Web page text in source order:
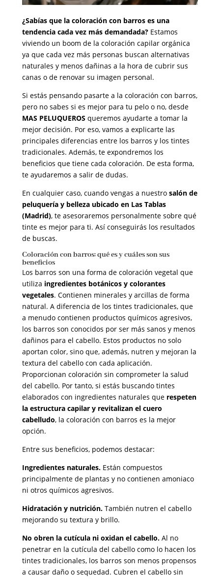
¿Sabías que la coloración con barros es una
tendencia cada vez más demandada? Estamos
viviendo un boom de la coloración capilar orgánica
ya que cada vez más personas buscan alternativas
naturales y menos dañinas a la hora de cubrir sus
canas o de renovar su imagen personal.
Si estás pensando pasarte a la coloración con barros,
pero no sabes si es mejor para tu pelo o no, desde
MAS PELUQUEROS queremos ayudarte a tomar la
mejor decisión. Por eso, vamos a explicarte las
principales diferencias entre los barros y los tintes
tradicionales. Además, te expondremos los
beneficios que tiene cada coloración. De esta forma,
te ayudaremos a salir de dudas.
En cualquier caso, cuando vengas a nuestro salón de
peluquería y belleza ubicado en Las Tablas
(Madrid), te asesoraremos personalmente sobre qué
tinte es mejor para ti. Así conseguirás los resultados
de buscas.
Coloración con barros: qué es y cuáles son sus
beneficios
Los barros son una forma de coloración vegetal que
utiliza ingredientes botánicos y colorantes
vegetales. Contienen minerales y arcillas de forma
natural. A diferencia de los tintes tradicionales, que
a menudo contienen productos químicos agresivos,
los barros son conocidos por ser más sanos y menos
dañinos para el cabello. Estos productos no solo
aportan color, sino que, además, nutren y mejoran la
textura del cabello con cada aplicación.
Proporcionan coloración sin comprometer la salud
del cabello. Por tanto, si estás buscando tintes
elaborados con ingredientes naturales que respeten
la estructura capilar y revitalizan el cuero
cabelludo, la coloración con barros es la mejor
opción.
Entre sus beneficios, podemos destacar:
Ingredientes naturales. Están compuestos
principalmente de plantas y no contienen amoniaco
ni otros químicos agresivos.
Hidratación y nutrición. También nutren el cabello
mejorando su textura y brillo.
No obren la cutícula ni oxidan el cabello. Al no
penetrar en la cutícula del cabello como lo hacen los
tintes tradicionales, los barros son menos propensos
a causar daño o sequedad. Cubren el cabello sin